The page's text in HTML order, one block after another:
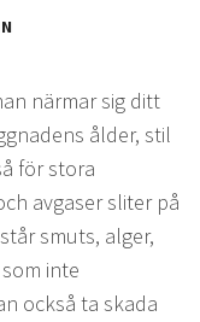
närmar sig ditt
ålder, stil
för stora
avgaser sliter på
smuts, alger,
inte
också ta skada